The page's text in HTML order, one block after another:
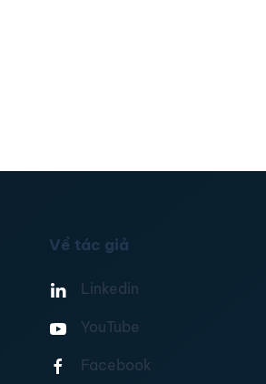
Về tác giả
Linkedin
YouTube
Facebook